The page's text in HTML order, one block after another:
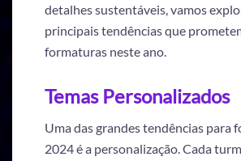
detalhes sustentáveis, vamos
principais tendências que
formaturas neste ano.
Temas Personalizados
Uma das grandes tendências para
2024 é a personalização. Cada